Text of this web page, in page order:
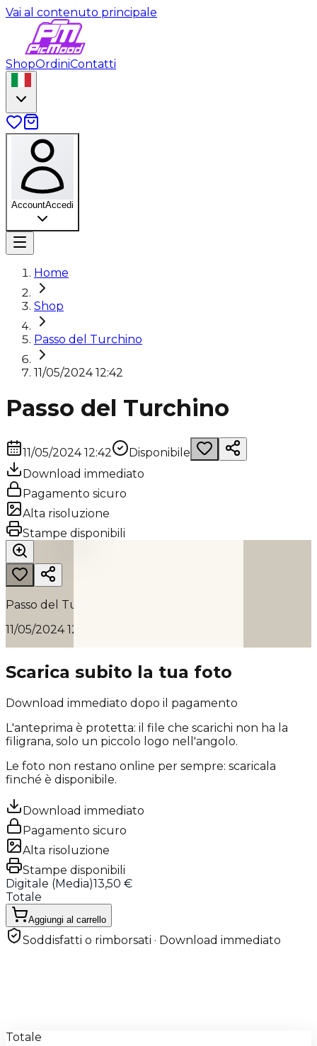
Vai al contenuto principale
ShopOrdiniContatti
AccountAccedi
Home
Shop
Passo del Turchino
11/05/2024 12:42
Passo del Turchino
11/05/2024 12:42
Disponibile
Download immediato
Pagamento sicuro
Alta risoluzione
Stampe disponibili
Passo del Turchino
11/05/2024 12:42
Scarica subito la tua foto
Download immediato dopo il pagamento
L'anteprima è protetta: il file che scarichi non ha la
filigrana, solo un piccolo logo nell'angolo.
Le foto non restano online per sempre: scaricala
finché è disponibile.
Download immediato
Pagamento sicuro
Alta risoluzione
Stampe disponibili
Digitale (Media)13,50 €
Totale
Aggiungi al carrello
Soddisfatti o rimborsati · Download immediato
Totale